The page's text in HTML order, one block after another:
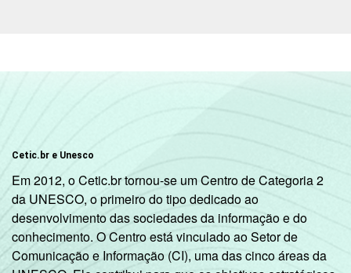
Cetic.br e Unesco
Em 2012, o Cetic.br tornou-se um Centro de Categoria 2
da UNESCO, o primeiro do tipo dedicado ao
desenvolvimento das sociedades da informação e do
conhecimento. O Centro está vinculado ao Setor de
Comunicação e Informação (CI), uma das cinco áreas da